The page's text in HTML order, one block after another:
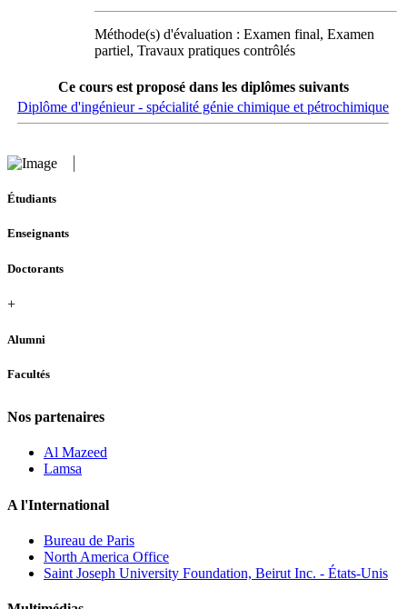
Méthode(s) d'évaluation : Examen final, Examen
partiel, Travaux pratiques contrôlés
Ce cours est proposé dans les diplômes suivants
Diplôme d'ingénieur - spécialité génie chimique et pétrochimique
Étudiants
Enseignants
Doctorants
+
Alumni
Facultés
Nos partenaires
Al Mazeed
Lamsa
A l'International
Bureau de Paris
North America Office
Saint Joseph University Foundation, Beirut Inc. - États-Unis